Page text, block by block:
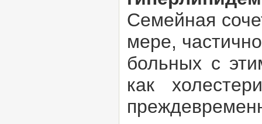
Семейная
мере,
больных с
как